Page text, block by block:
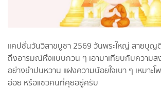
แคปชั่นวันวิสาขบูชา 2569 วันพระใหญ่ สายบุญ
ถึงอารมณ์หึงแบบกวน ๆ เอามาเทียบกับความส
อย่างขำปนหวาน แฝงความน้อยใจเบา ๆ เหมาะโ
อ่อย หรือแซวคนที่คุยอยู่ครับ